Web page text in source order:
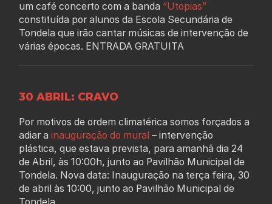
um café concerto com a banda “Utopias”
constituída por alunos da Escola Secundária de
Tondela que irão cantar músicas de intervenção de
várias épocas. ENTRADA GRATUITA
30 ABRIL: CRAVO
Por motivos de ordem climatérica somos forçados a
adiar a inauguração do mural – intervenção
plástica, que estava prevista, para amanhã dia 24
de Abril, às 10:00h, junto ao Pavilhão Municipal de
Tondela. Nova data: Inauguração na terça feira, 30
de abril às 10:00, junto ao Pavilhão Municipal de